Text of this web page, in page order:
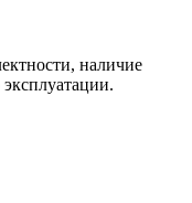
наличие